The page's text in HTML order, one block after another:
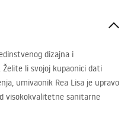
dizajna i
li svojoj kupaonici dati
umivaonik Rea Lisa je upravo
visokokvalitetne sanitarne